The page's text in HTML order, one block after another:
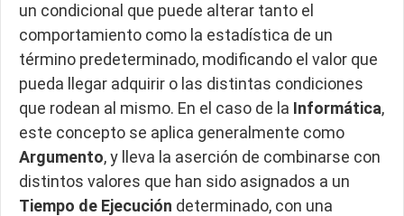
un condicional que puede alterar tanto el
comportamiento como la estadística de un
término predeterminado, modificando el valor que
pueda llegar adquirir o las distintas condiciones
que rodean al mismo. En el caso de la Informática,
este concepto se aplica generalmente como
Argumento, y lleva la aserción de combinarse con
distintos valores que han sido asignados a un
Tiempo de Ejecución determinado, con una